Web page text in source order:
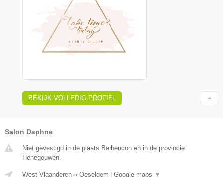
BEKIJK VOLLEDIG PROFIEL
Salon Daphne
Niet gevestigd in de plaats Barbencon en in de provincie
Henegouwen.
West-Vlaanderen » Oeselgem Google maps ▼